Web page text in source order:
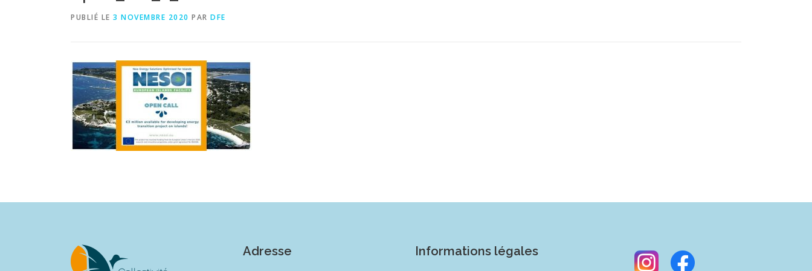
PUBLIÉ LE 3 NOVEMBRE 2020 PAR DFE
Adresse Informations légales